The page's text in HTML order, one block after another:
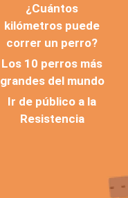
¿Cuántos
kilómetros puede
correr un perro?
Los 10 perros más
grandes del mundo
Ir de público a la
Resistencia